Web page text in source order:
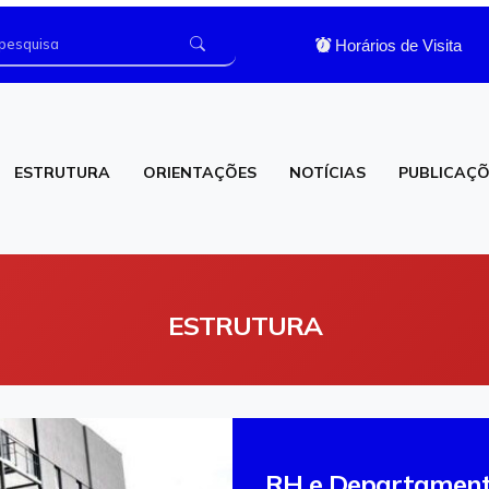
Horários de Visita
ESTRUTURA ORIENTAÇÕES NOTÍCIAS
ESTRUTURA